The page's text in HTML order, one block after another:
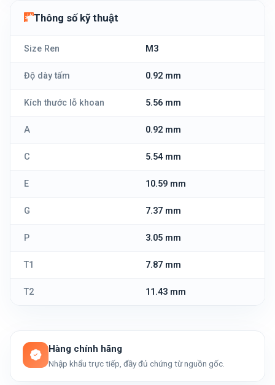
Thông số kỹ thuật
Size Ren M3
Độ dày tấm 0.92 mm
Kích thước lỗ khoan 5.56 mm
A 0.92 mm
C 5.54 mm
E 10.59 mm
G 7.37 mm
P 3.05 mm
T1 7.87 mm
T2 11.43 mm
Hàng chính hãng
Nhập khẩu trực tiếp, đầy đủ chứng từ nguồn gốc.